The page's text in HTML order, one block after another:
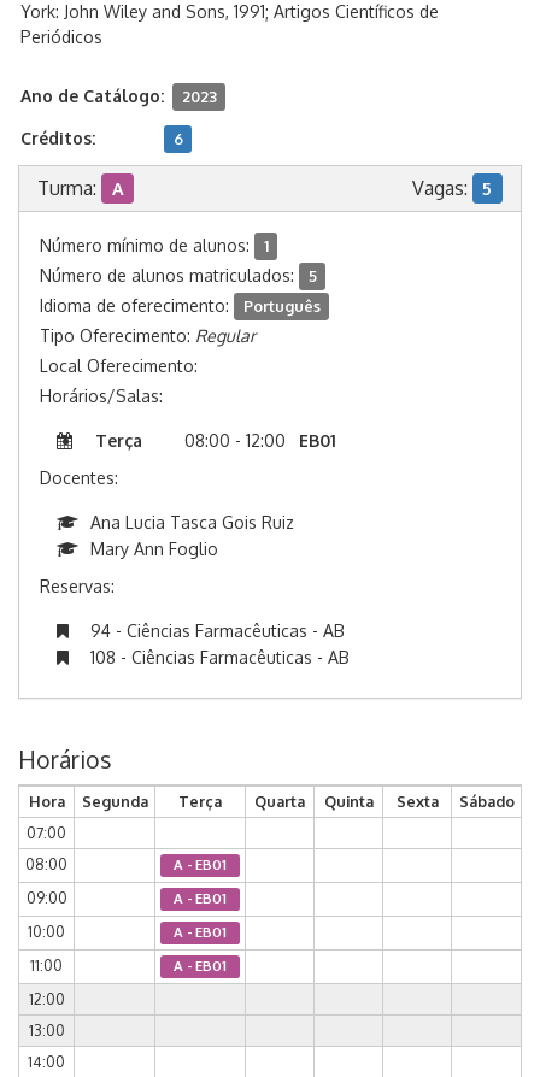
York: John Wiley and Sons, 1991; Artigos Científicos de
Periódicos
Ano de Catálogo: 2023
Créditos: 6
Turma: A Vagas: 5
Número mínimo de alunos: 1
Número de alunos matriculados: 5
Idioma de oferecimento: Português
Tipo Oferecimento: Regular
Local Oferecimento:
Horários/Salas:
Terça 08:00 - 12:00
EB01
Docentes:
Ana Lucia Tasca Gois Ruiz
Mary Ann Foglio
Reservas:
94 - Ciências Farmacêuticas - AB
108 - Ciências Farmacêuticas - AB
Horários
Hora Segunda Terça Quarta Quinta Sexta
Sábado
07:00
08:00
A - EB01
09:00 A - EB01
10:00 A - EB01
11:00 A - EB01
12:00
13:00
14:00